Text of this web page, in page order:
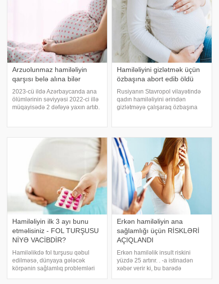
normada olması, endokrinoloj
Arzuolunmaz hamiləliyin
qarşısı belə alına bilər
2023-cü ildə Azərbaycanda ana
ölümlərinin səviyyəsi 2022-ci illə
müqayisədə 2 dəfəyə yaxın artıb.
və hipertenziv halları
Hamiləliyini gizlətmək üçün
özbaşına abort edib öldü
Rusiyanın Stavropol vilayətində
qadın hamiləliyini ərindən
gizlətməyə çalışaraq özbaşına
evə gələrək 36 yaşlı arvadını
hamamd
Hamiləliyin ilk 3 ayı bunu
etməlisiniz - FOL TURŞUSU
NİYƏ VACİBDİR?
Hamiləlikdə fol turşusu qəbul
edilməsə, dünyaya gələcək
körpənin sağlamlıq problemləri
Erkən hamiləliyin ana
sağlamlığı üçün RİSKLƏRİ
AÇIQLANDI
Erkən hamiləlik insult riskini
yüzdə 25 artırır. . -a istinadən
xəbər verir ki, bu barədə